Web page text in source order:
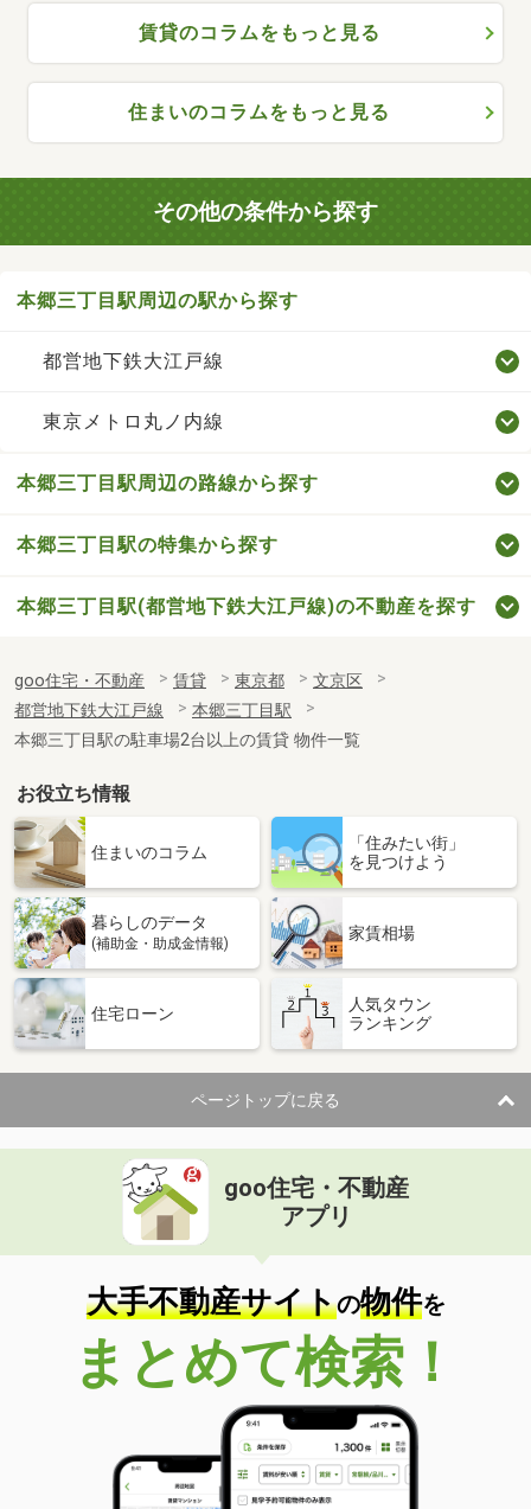
賃貸のコラムをもっと見る
住まいのコラムをもっと見る
その他の条件から探す
本郷三丁目駅周辺の駅から探す
都営地下鉄大江戸線
東京メトロ丸ノ内線
本郷三丁目駅周辺の路線から探す
本郷三丁目駅の特集から探す
本郷三丁目駅(都営地下鉄大江戸線)の不動産を探す
goo住宅・不動産 賃貸 東京都
文京区
都営地下鉄大江戸線
本郷三丁目駅
本郷三丁目駅の駐車場2台以上の賃貸 物件一覧
お役立ち情報
住まいのコラム
「住みたい街」
を見つけよう
暮らしのデータ
(補助金・助成金情報)
家賃相場
住宅ローン
人気タウン
ランキング
ページトップに戻る
goo住宅・不動産
アプリ
大手不動産サイトの物件を
まとめて検索！